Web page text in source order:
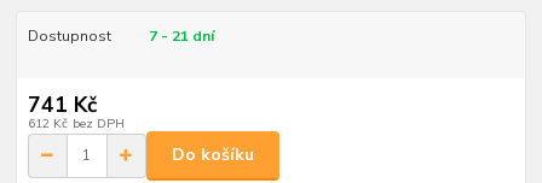
Dostupnost 7 - 21 dní
741 Kč
612 Kč bez DPH
Do košíku